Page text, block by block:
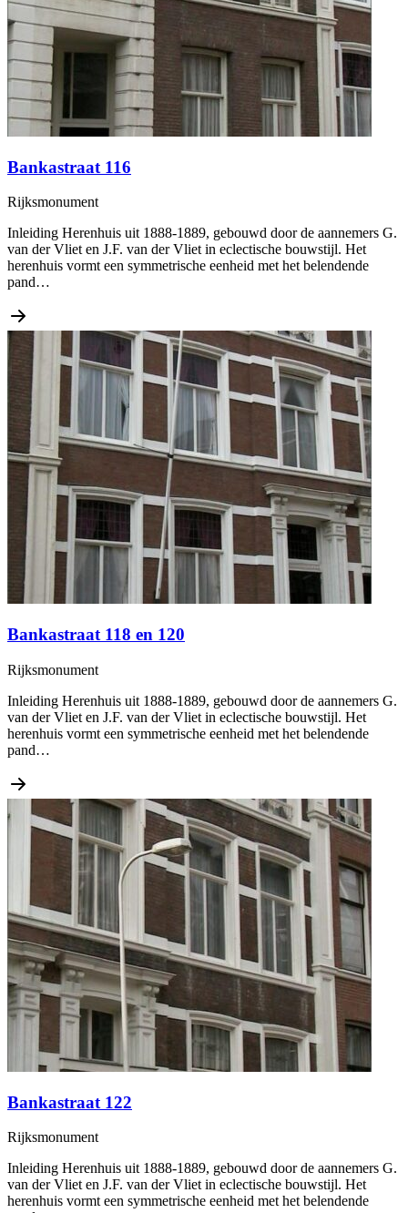
Bankastraat 116
Rijksmonument
Inleiding Herenhuis uit 1888-1889, gebouwd door de aannemers G.
van der Vliet en J.F. van der Vliet in eclectische bouwstijl. Het
herenhuis vormt een symmetrische eenheid met het belendende
pand…
Bankastraat 118 en 120
Rijksmonument
Inleiding Herenhuis uit 1888-1889, gebouwd door de aannemers G.
van der Vliet en J.F. van der Vliet in eclectische bouwstijl. Het
herenhuis vormt een symmetrische eenheid met het belendende
pand…
Bankastraat 122
Rijksmonument
Inleiding Herenhuis uit 1888-1889, gebouwd door de aannemers G.
van der Vliet en J.F. van der Vliet in eclectische bouwstijl. Het
herenhuis vormt een symmetrische eenheid met het belendende